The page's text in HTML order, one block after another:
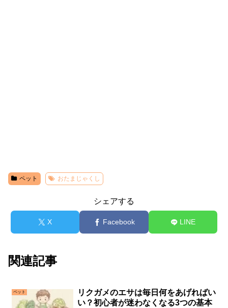
ペット おたまじゃくし
シェアする
X Facebook LINE
関連記事
ペット
リクガメのエサは毎日何をあげればい
い？初心者が迷わなくなる3つの基本